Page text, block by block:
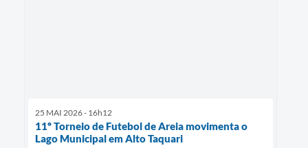
25 MAI 2026 - 16h12
11º Torneio de Futebol de Areia movimenta o
Lago Municipal em Alto Taquari